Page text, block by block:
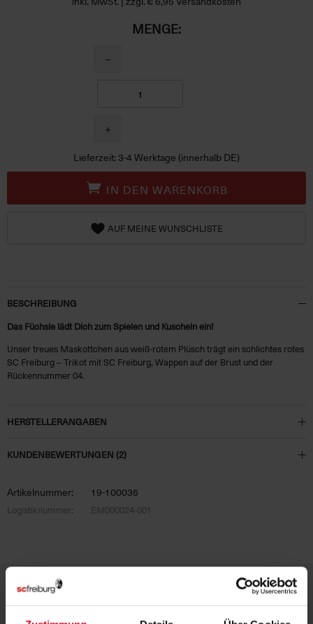
MENGE:
−
+
Lieferzeit: 3-4 Werktage (innerhalb DE)
IN DEN WARENKORB
AUF MEINE WUNSCHLISTE
BESCHREIBUNG
Das Füchsle lädt Dich zum Spielen und Kuscheln ein!
Unser treues Maskottchen aus weiß-rotem Plüsch trägt ein schlichtes rotes
SC Freiburg – Trikot mit SC Freiburg, Wappen auf der Brust und der
Rückennummer 04.
HERSTELLERANGABEN
KUNDENBEWERTUNGEN (2)
Artikelnummer: 19-100036
Logistiknummer: EM000024-001
DEINE VORTEILE IN UNSEREM